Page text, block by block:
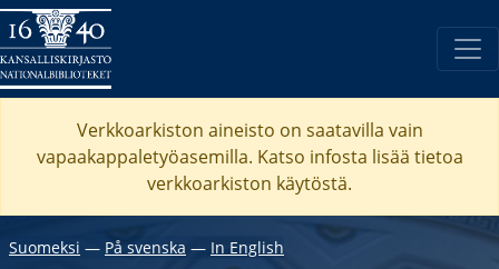
Verkkoarkiston aineisto on saatavilla vain
vapaakappaletyöasemilla. Katso infosta lisää tietoa
verkkoarkiston käytöstä.
Suomeksi ― På svenska ― In English